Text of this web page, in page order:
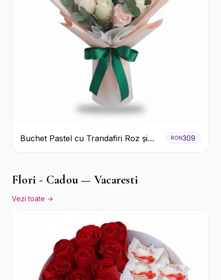
Buchet Pastel cu Trandafiri Roz și
Albi
RON309
Flori - Cadou — Vacaresti
Vezi toate →